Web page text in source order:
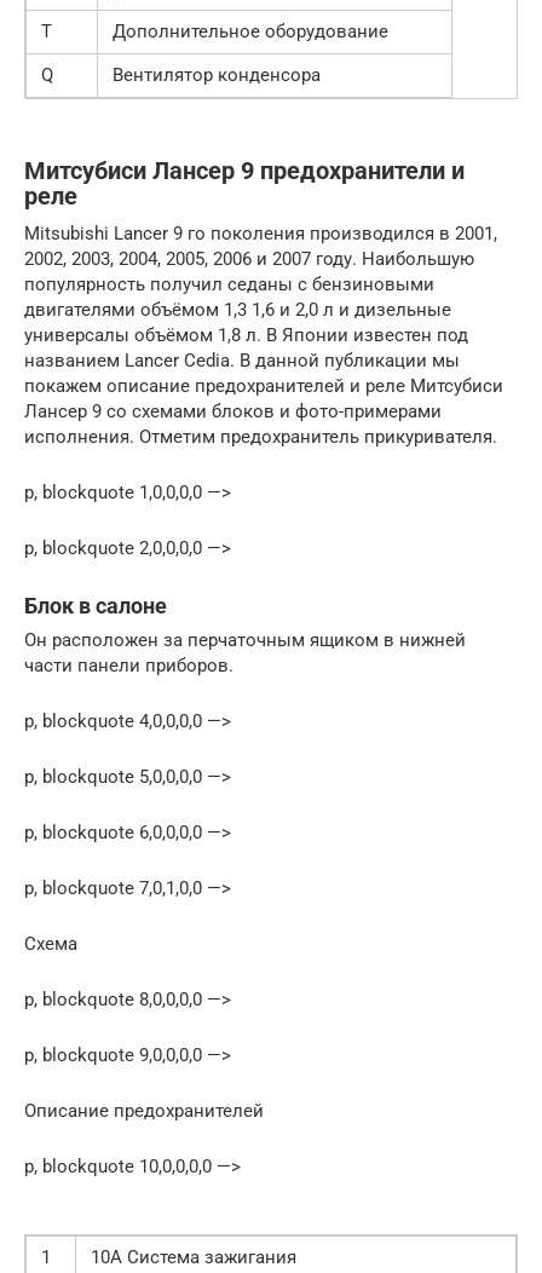
T
Дополнительное оборудование
Q
Вентилятор конденсора
Митсубиси Лансер 9 предохранители и
реле
Mitsubishi Lancer 9 го поколения производился в 2001,
2002, 2003, 2004, 2005, 2006 и 2007 году. Наибольшую
популярность получил седаны с бензиновыми
двигателями объёмом 1,3 1,6 и 2,0 л и дизельные
универсалы объёмом 1,8 л. В Японии известен под
названием Lancer Cedia. В данной публикации мы
покажем описание предохранителей и реле Митсубиси
Лансер 9 со схемами блоков и фото-примерами
исполнения. Отметим предохранитель прикуривателя.
p, blockquote 1,0,0,0,0 —>
p, blockquote 2,0,0,0,0 —>
Блок в салоне
Он расположен за перчаточным ящиком в нижней
части панели приборов.
p, blockquote 4,0,0,0,0 —>
p, blockquote 5,0,0,0,0 —>
p, blockquote 6,0,0,0,0 —>
p, blockquote 7,0,1,0,0 —>
Схема
p, blockquote 8,0,0,0,0 —>
p, blockquote 9,0,0,0,0 —>
Описание предохранителей
p, blockquote 10,0,0,0,0 —>
1 10A Система зажигания